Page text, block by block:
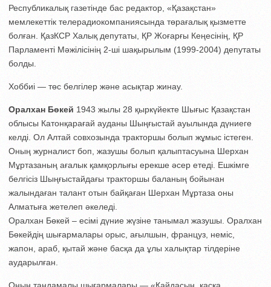
Республикалық газетінде бас редактор, «Қазақстан»
мемлекеттік телерадиокомпаниясында төрағалық қызметте
болған. ҚазКСР Халық депутаты, ҚР Жоғарғы Кеңесінің, ҚР
Парламенті Мәжілісінің 2-ші шақырылым (1999-2004) депутаты
болды.
Хоббиі — төс белгілер және асықтар жинау.
Оралхан Бөкей 1943 жылы 28 қыркүйекте Шығыс Қазақстан
облысы Катонқарағай ауданы Шыңғыстай ауылында дүниеге
келді. Ол Алтай совхозында тракторшы болып жұмыс істеген.
Оның журналист боп, жазушы болып қалыптасуына Шерхан
Мұртазаның ағалык қамқорлығы ерекше әсер етеді. Ешкімге
белгісіз Шыңғыстайдағы тракторшы баланың бойынан
жалындаған талант отын байқаған Шерхан Мұртаза оны
Алматыға жетелеп әкеледі.
Оралхан Бөкей – есімі дүние жүзіне танымал жазушы. Оралхан
Бөкейдің шығармалары орыс, ағылшын, француз, неміс,
жапон, араб, қытай және басқа да ұлы халықтар тілдеріне
аударылған.